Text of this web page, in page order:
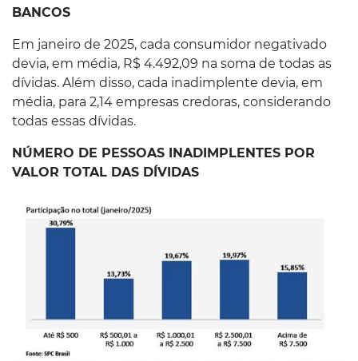
BANCOS
Em janeiro de 2025, cada consumidor negativado
devia, em média, R$ 4.492,09 na soma de todas as
dívidas. Além disso, cada inadimplente devia, em
média, para 2,14 empresas credoras, considerando
todas essas dívidas.
NÚMERO DE PESSOAS INADIMPLENTES POR
VALOR TOTAL DAS DÍVIDAS